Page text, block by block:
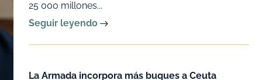
25 000 millones...
Seguir leyendo
La Armada incorpora más buques a Ceuta